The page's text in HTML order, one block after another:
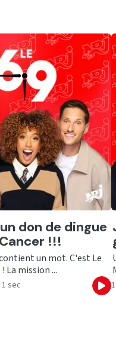
don de dingue
!!!
un mot. C'est Le
La mission ...
sec